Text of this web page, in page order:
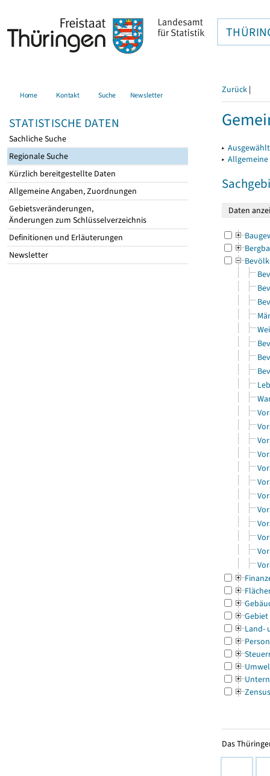
Home Kontakt Suche Newsletter
STATISTISCHE DATEN
Sachliche Suche
Regionale Suche
Kürzlich bereitgestellte Daten
Allgemeine Angaben, Zuordnungen
Gebietsveränderungen,
Änderungen zum Schlüsselverzeichnis
Definitionen und Erläuterungen
Newsletter
Zurück |
▸
▸
Gebiet
Land-
Zensus
Das